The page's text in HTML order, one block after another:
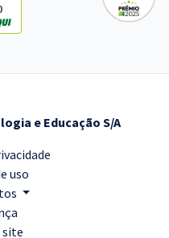
e Educação S/A
uso
site